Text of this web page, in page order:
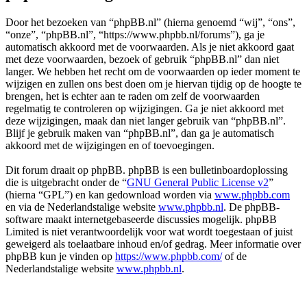
Door het bezoeken van “phpBB.nl” (hierna genoemd “wij”, “ons”,
“onze”, “phpBB.nl”, “https://www.phpbb.nl/forums”), ga je
automatisch akkoord met de voorwaarden. Als je niet akkoord gaat
met deze voorwaarden, bezoek of gebruik “phpBB.nl” dan niet
langer. We hebben het recht om de voorwaarden op ieder moment te
wijzigen en zullen ons best doen om je hiervan tijdig op de hoogte te
brengen, het is echter aan te raden om zelf de voorwaarden
regelmatig te controleren op wijzigingen. Ga je niet akkoord met
deze wijzigingen, maak dan niet langer gebruik van “phpBB.nl”.
Blijf je gebruik maken van “phpBB.nl”, dan ga je automatisch
akkoord met de wijzigingen en of toevoegingen.
Dit forum draait op phpBB. phpBB is een bulletinboardoplossing
die is uitgebracht onder de “GNU General Public License v2”
(hierna “GPL”) en kan gedownload worden via www.phpbb.com
en via de Nederlandstalige website www.phpbb.nl. De phpBB-
software maakt internetgebaseerde discussies mogelijk. phpBB
Limited is niet verantwoordelijk voor wat wordt toegestaan of juist
geweigerd als toelaatbare inhoud en/of gedrag. Meer informatie over
phpBB kun je vinden op https://www.phpbb.com/of de
Nederlandstalige website www.phpbb.nl.